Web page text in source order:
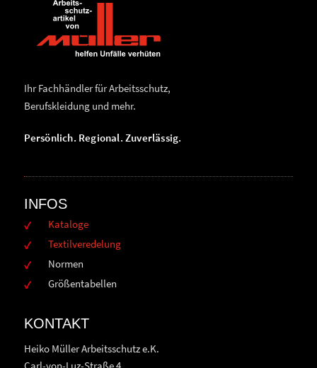
Ihr Fachhändler für Arbeitsschutz,
Berufskleidung und mehr.
Persönlich. Regional. Zuverlässig.
INFOS
Kataloge
Textilveredelung
Normen
Größentabellen
KONTAKT
Heiko Müller Arbeitsschutz e.K.